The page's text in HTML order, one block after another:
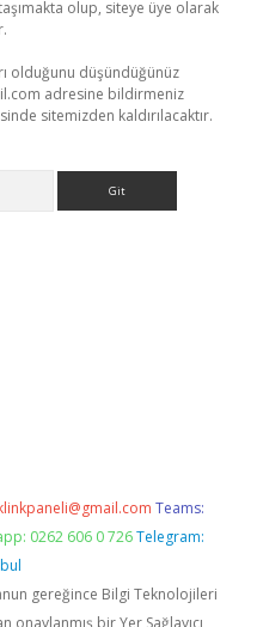
olup, siteye üye olarak
olduğunu düşündüğünüz
adresine bildirmeniz
sitemizden kaldırılacaktır.
Teams:
0262 606 0 726 Telegram:
gereğince Bilgi Teknolojileri
onaylanmış bir Yer Sağlayıcı